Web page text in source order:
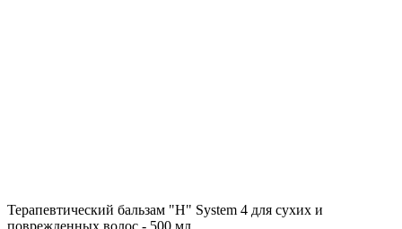
Терапевтический бальзам "Н" System 4 для сухих и